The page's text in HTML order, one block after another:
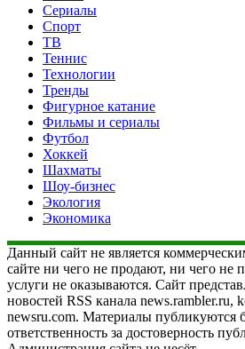
Сериалы
Спорт
ТВ
Теннис
Технологии
Тренды
Фигурное катание
Фильмы и сериалы
Футбол
Хоккей
Шахматы
Шоу-бизнес
Экология
Экономика
Данный сайт не является
сайте ни чего не продают, ни чего не
услуги не оказываются. Сайт
новостей RSS канала news.rambler.ru,
newsru.com. Материалы публикуются
ответственность за достоверность